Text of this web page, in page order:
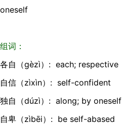
oneself
组词：
各自（gèzì）: each; respective
自信（zìxìn）: self-confident
独自（dúzì）: along; by oneself
自卑（zìbēi）: be self-abased